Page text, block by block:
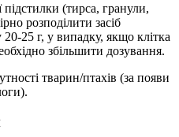
(тирса, гранули,
розподілити засіб
25 г, у випадку, якщо клітка
збільшити дозування.
тварин/птахів (за появи